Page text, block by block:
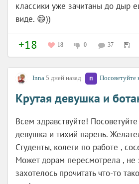
классики уже зачитаны до дыр
виде. 😄))
+18 18 0 37
Inna 5 дней назад Посоветуйте
Крутая девушка и
Всем здравствуйте!
девушка и тихий парень.
Студенты, колеги по работе ,
Может дорам пересмотрела , не
захотелось прочитать что-то